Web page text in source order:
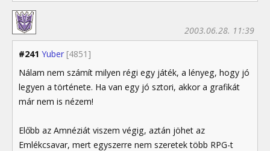
#241 Yuber [4851]
2003.06.28. 11:39
Nálam nem számít milyen régi egy játék, a lényeg, hogy jó
legyen a története. Ha van egy jó sztori, akkor a grafikát
már nem is nézem!
Előbb az Amnéziát viszem végig, aztán jöhet az
Emlékcsavar, mert egyszerre nem szeretek több RPG-t